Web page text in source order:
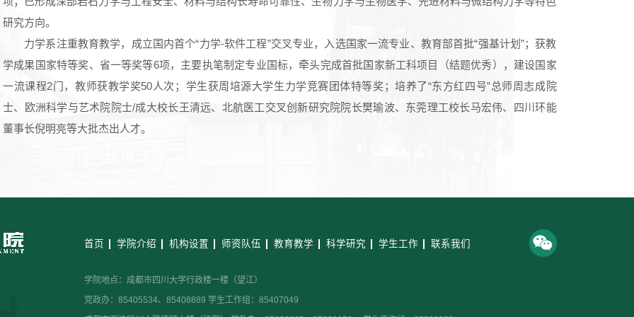
研究方向。
力学系注重教育教学，成立国内首个“力学-软件工程”交叉专业，入选国家一流专业、教育部首批“强基计划”；获教
学成果国家特等奖、省一等奖等6项，主要执笔制定专业国标，牵头完成首批国家新工科项目（结题优秀），建设国家
一流课程2门，教师获教学奖50人次；学生获周培源大学生力学竞赛团体特等奖；培养了“东方红四号”总师周志成院
士、欧洲科学与艺术院院士/成大校长王清远、北航医工交叉创新研究院院长樊瑜波、东莞理工校长马宏伟、四川环能
董事长倪明亮等大批杰出人才。
首页 学院介绍 机构设置 师资队伍 教育教学 科学研究 学生工作 联系我们
学院地点：成都市四川大学行政楼一楼（望江）
党政办：85405534、85408889 学生工作组：85407049